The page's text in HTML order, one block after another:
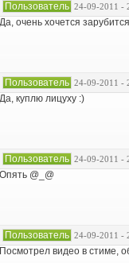
Пользователь 24-09-2011 -
Да, очень хочется
Пользователь 24-09-2011 -
Да, куплю лицуху :)
Пользователь 24-09-2011 -
Опять @_@
Пользователь 24-09-2011 -
Посмотрел видео в стиме,